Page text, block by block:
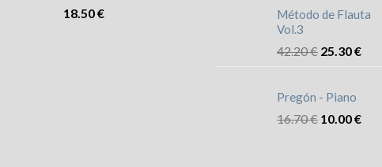
18.50€
Método de Flauta
Vol.3
42.20€ 25.30€
Pregón - Piano
16.70€ 10.00€